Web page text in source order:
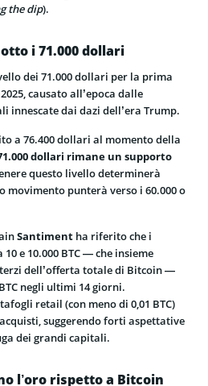
the dip).
i 71.000 dollari
dei 71.000 dollari per la prima
causato all’epoca dalle
innescate dai dazi dell’era Trump.
a 76.400 dollari al momento della
dollari rimane un supporto
questo livello determinerà
movimento punterà verso i 60.000 o
Santiment ha riferito che i
e 10.000 BTC — che insieme
dell’offerta totale di Bitcoin —
negli ultimi 14 giorni.
retail (con meno di 0,01 BTC)
suggerendo forti aspettative
dei grandi capitali.
l’oro rispetto a Bitcoin